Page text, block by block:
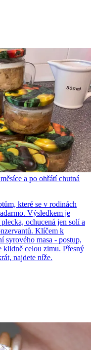
a po ohřátí chutná
které se v rodinách
Výsledkem je
ochucená jen solí a
Klíčem k
syrového masa - postup,
celou zimu. Přesný
najdete níže.